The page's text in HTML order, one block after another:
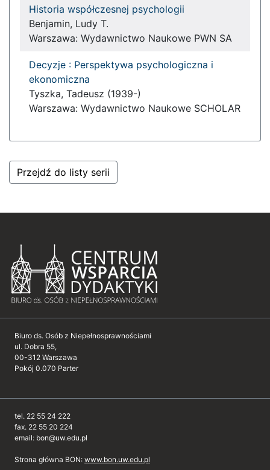
Historia współczesnej psychologii
Benjamin, Ludy T.
Warszawa: Wydawnictwo Naukowe PWN SA
Decyzje : Perspektywa psychologiczna i
ekonomiczna
Tyszka, Tadeusz (1939-)
Warszawa: Wydawnictwo Naukowe SCHOLAR
Przejdź do listy serii
Biuro ds. Osób z Niepełnosprawnościami
ul. Dobra 55,
00-312 Warszawa
Pokój 0.070 Parter
tel. 22 55 24 222
fax. 22 55 20 224
email: bon@uw.edu.pl
Strona główna BON: www.bon.uw.edu.pl